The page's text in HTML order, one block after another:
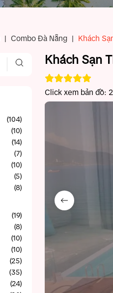
| Combo Đà Nẵng | Khách
(104)
(5)
(5)
(4)
(3)
(23)
(11)
(10)
(14)
(7)
(10)
(5)
(8)
(19)
(8)
(10)
(10)
(25)
(35)
(24)
Khách Sạn
Click xem bản đồ: